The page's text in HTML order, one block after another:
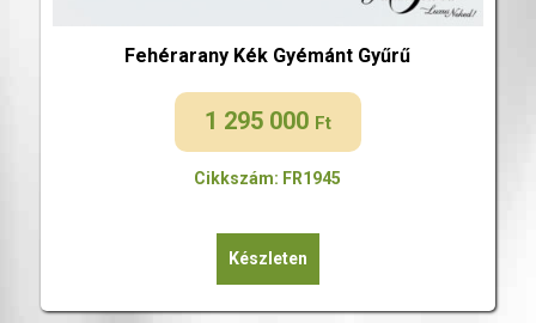
Fehérarany Kék Gyémánt Gyűrű
1 295 000 Ft
Cikkszám: FR1945
Készleten